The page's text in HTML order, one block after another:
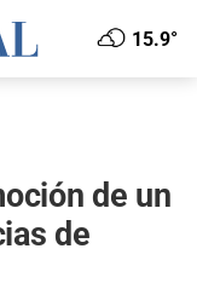
15.9°
de un
de